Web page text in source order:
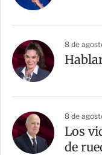
8 de
8 de
Los
de